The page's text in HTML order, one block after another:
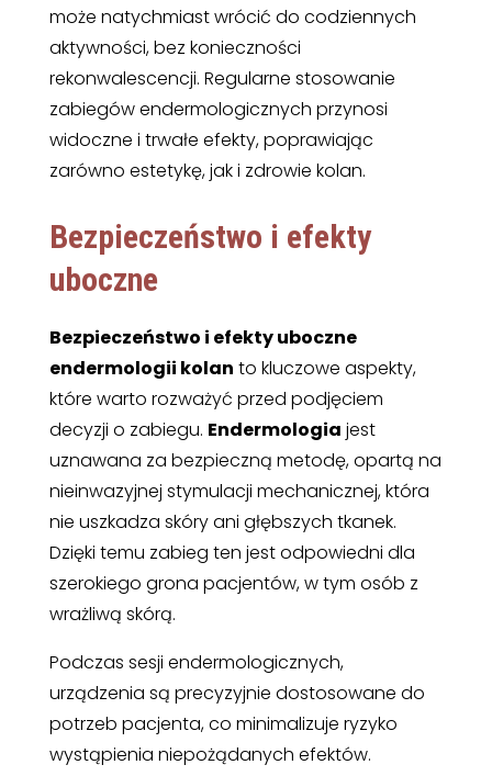
może natychmiast wrócić do codziennych
aktywności, bez konieczności
rekonwalescencji. Regularne stosowanie
zabiegów endermologicznych przynosi
widoczne i trwałe efekty, poprawiając
zarówno estetykę, jak i zdrowie kolan.
Bezpieczeństwo i efekty
uboczne
Bezpieczeństwo i efekty uboczne
endermologii kolan to kluczowe aspekty,
które warto rozważyć przed podjęciem
decyzji o zabiegu. Endermologia jest
uznawana za bezpieczną metodę, opartą na
nieinwazyjnej stymulacji mechanicznej, która
nie uszkadza skóry ani głębszych tkanek.
Dzięki temu zabieg ten jest odpowiedni dla
szerokiego grona pacjentów, w tym osób z
wrażliwą skórą.
Podczas sesji endermologicznych,
urządzenia są precyzyjnie dostosowane do
potrzeb pacjenta, co minimalizuje ryzyko
wystąpienia niepożądanych efektów.